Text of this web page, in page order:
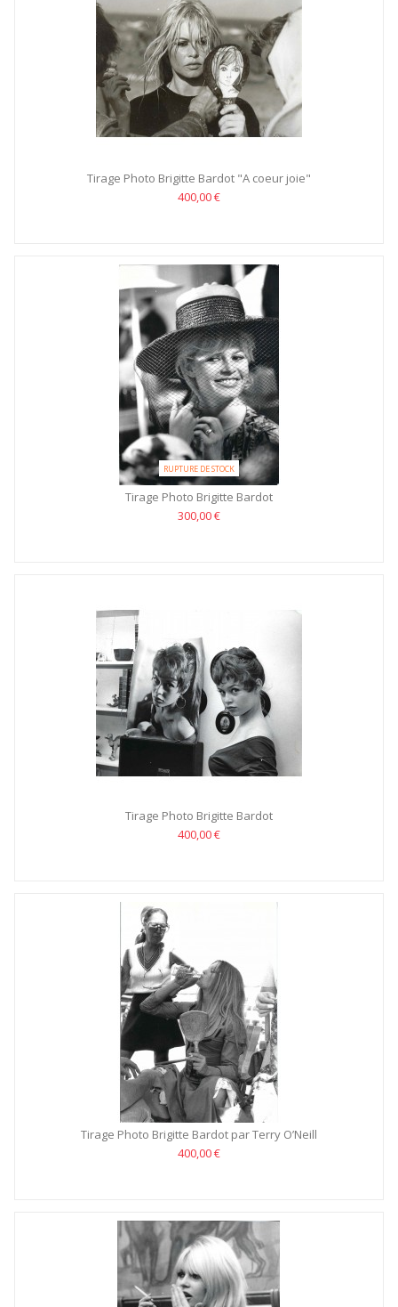
Tirage Photo Brigitte Bardot "A coeur joie"
400,00 €
RUPTURE DE STOCK
Tirage Photo Brigitte Bardot
300,00 €
Tirage Photo Brigitte Bardot
400,00 €
Tirage Photo Brigitte Bardot par Terry O’Neill
400,00 €